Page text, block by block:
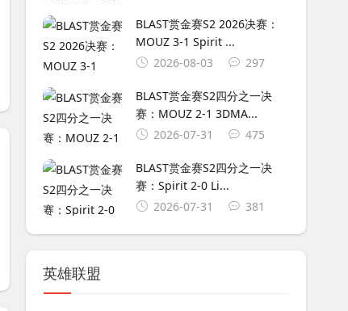
BLAST赏金赛S2 2026决赛：
MOUZ 3-1 Spirit ...
2026-08-03
297
BLAST赏金赛S2四分之一决
赛：MOUZ 2-1 3DMA...
2026-07-31
475
BLAST赏金赛S2四分之一决
赛：Spirit 2-0 Li...
2026-07-31
381
英雄联盟